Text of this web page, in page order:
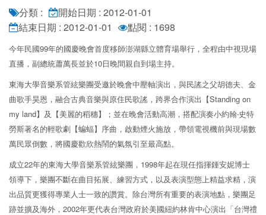
分類 :
開始日期 : 2012-01-01
結束日期 : 2012-01-01
點閱 : 1698
今年民國99年的國慶晚會首度移師澎湖縣立體育場舉行，全程由中視現場
直播，副總統蕭萬長並於10日晚間親自到場主持。
東海大學音樂系管絃樂團受邀於晚會中壓軸演出，與民謠之父胡德夫、金
曲歌手昊恩，融合古典音樂與原住民歌謠，跨界合作演出【Standing on
my land】及【美麗的稻穗】；並在晚會活動高潮，搭配演奏小約翰‧史特
勞斯著名的輕歌劇【蝙蝠】序曲，啟動煙火施放，帶領電視機前與現場數
萬民眾倒數，將國慶歡欣熱鬧的氣氛引至最高點。
成立22年的東海大學音樂系管絃樂團，1998年起在現任指揮鍾安妮博士
領導下，樂團不斷在曲目拓展、練習方式，以及表演型態上精益求精，演
出品質更獲得專業人士一致的讚賞。除台灣所有重要的表演地點，樂團足
跡並擴及海外，2002年更代表台灣政府於美國紐約林肯中心演出「台灣禮